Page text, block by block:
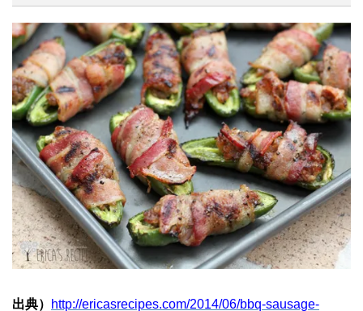
出典）
http://ericasrecipes.com/2014/06/bbq-sausage-